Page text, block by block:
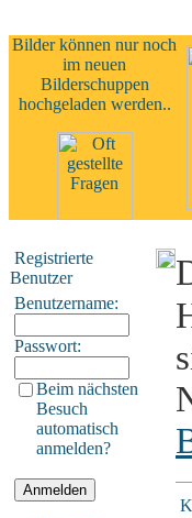
Bilder können nur noch
im neuen
Bilderschuppen
hochgeladen werden..
Registrierte
Benutzer
Benutzername:
Passwort:
Beim nächsten
Besuch
automatisch
anmelden?